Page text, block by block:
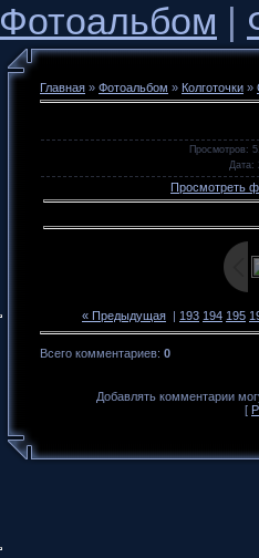
Фотоальбом |
Главная » Фотоальбом » Колготочки »
Просмотров:
Дата:
Просмотреть
« Предыдущая | 193 194 195
Всего комментариев: 0
Добавлять комментарии
[